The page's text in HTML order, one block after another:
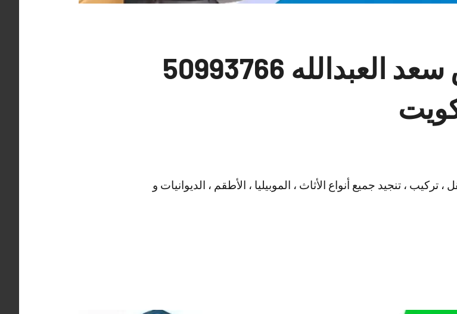
شركات نقل عفش سعد العبدالله 50993766
، تنجيد جميع أنواع الأثاث ، الموبيليا ، الأطقم ، الديوانيات و